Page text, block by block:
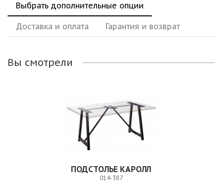
Выбрать дополнительные опции
Доставка и оплата Гарантия и возврат
Вы смотрели
ПОДСТОЛЬЕ КАРОЛЛ
014-387